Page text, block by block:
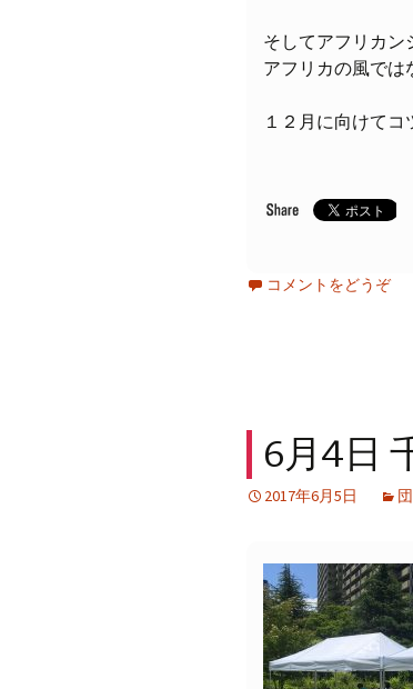
そしてアフリカ
アフリカの風で
１２月に向けてコ
コメントをどうぞ
6月4日
2017年6月5日